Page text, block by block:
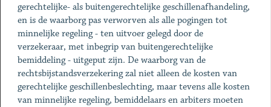
gerechtelijke- als buitengerechtelijke geschillenafhandeling,
en is de waarborg pas verworven als alle pogingen tot
minnelijke regeling - ten uitvoer gelegd door de
verzekeraar, met inbegrip van buitengerechtelijke
bemiddeling - uitgeput zijn. De waarborg van de
rechtsbijstandsverzekering zal niet alleen de kosten van
gerechtelijke geschillenbeslechting, maar tevens alle kosten
van minnelijke regeling, bemiddelaars en arbiters moeten